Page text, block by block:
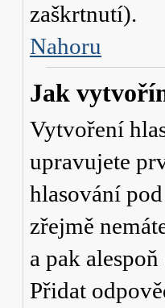
zaškrtnutí).
Nahoru
Jak
Vytvoření
upravujete
hlasování
zřejmě
a pak
Přidat